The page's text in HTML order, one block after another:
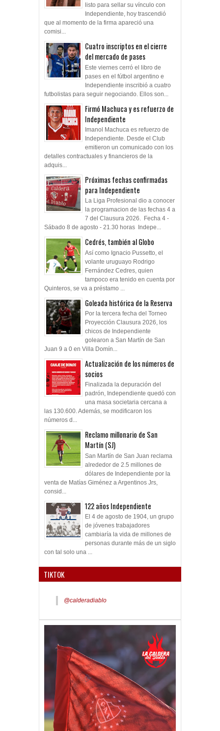
listo para sellar su vínculo con
Independiente, hoy trascendió
que al momento de la firma apareció una
comisi...
Cuatro inscriptos en el cierre
del mercado de pases
Este viernes cerró el libro de
pases en el fútbol argentino e
Independiente inscribió a cuatro
futbolistas para seguir negociando. Ellos son...
Firmó Machuca y es refuerzo de
Independiente
Imanol Machuca es refuerzo de
Independiente. Desde el Club
emitieron un comunicado con los
detalles contractuales y financieros de la
adquis...
Próximas fechas confirmadas
para Independiente
La Liga Profesional dio a conocer
la programacion de las fechas 4 a
7 del Clausura 2026. Fecha 4 -
Sábado 8 de agosto - 21.30 horas Indepe...
Cedrés, también al Globo
Así como Ignacio Pussetto, el
volante uruguayo Rodrigo
Fernández Cedres, quien
tampoco era tenido en cuenta por
Quinteros, se va a préstamo ...
Goleada histórica de la Reserva
Por la tercera fecha del Torneo
Proyección Clausura 2026, los
chicos de Independiente
golearon a San Martín de San
Juan 9 a 0 en Villa Domín...
Actualización de los números de
socios
Finalizada la depuración del
padrón, Independiente quedó con
una masa societaria cercana a
las 130.600. Además, se modificaron los
números d...
Reclamo millonario de San
Martín (SJ)
San Martín de San Juan reclama
alrededor de 2.5 millones de
dólares de Independiente por la
venta de Matías Giménez a Argentinos Jrs,
consid...
122 años Independiente
El 4 de agosto de 1904, un grupo
de jóvenes trabajadores
cambiaría la vida de millones de
personas durante más de un siglo
con tal solo una ...
TIKTOK
@calderadiablo